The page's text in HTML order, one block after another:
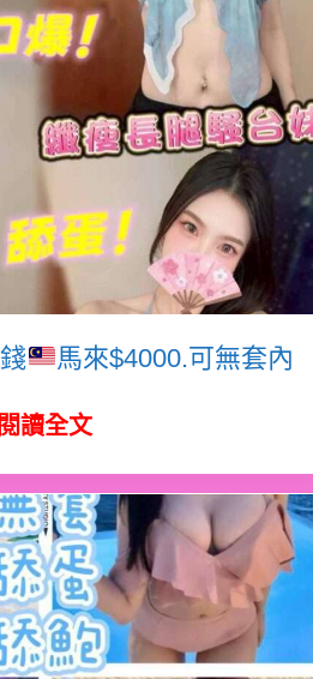
馬來$4000.可無套內
閱讀全文